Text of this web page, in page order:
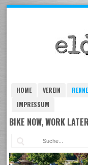
HOME VEREIN
IMPRESSUM
BIKE NOW, WORK